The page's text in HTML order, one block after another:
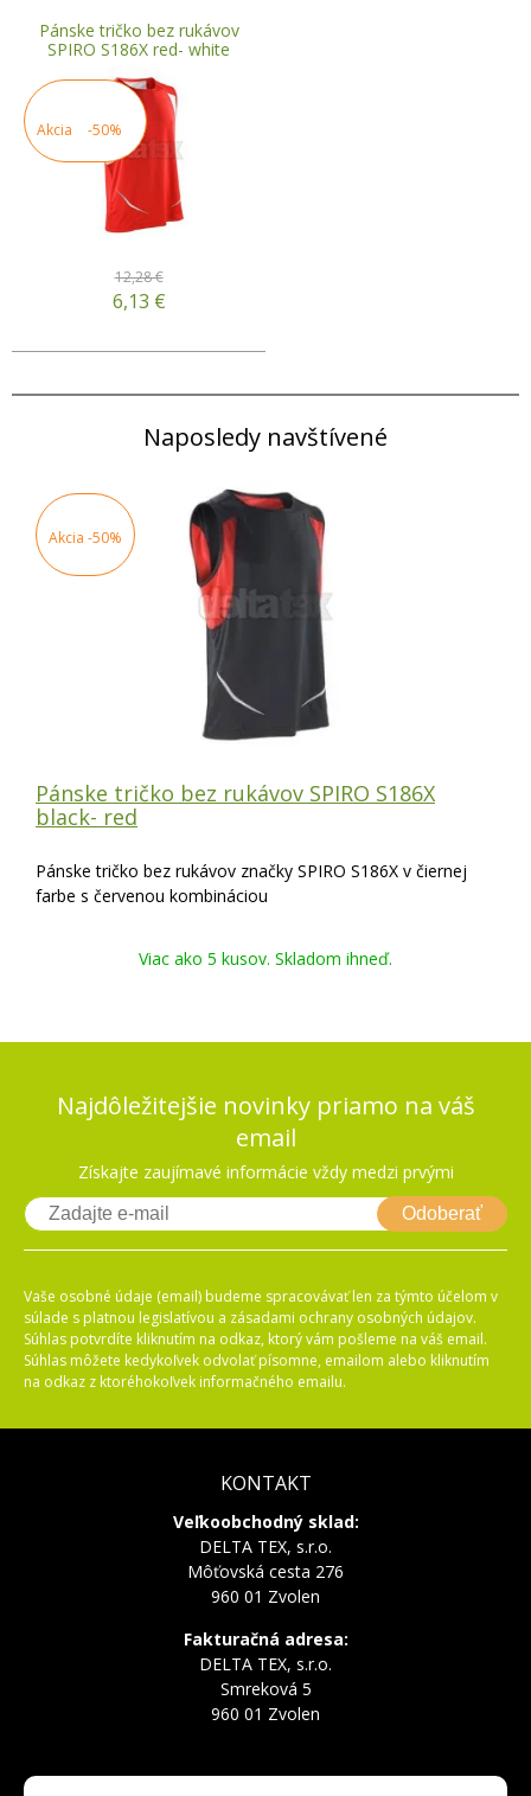
Pánske tričko bez rukávov
SPIRO S186X red- white
Akcia -50%
12,28 €
6,13 €
Naposledy navštívené
Akcia -50%
Pánske tričko bez rukávov SPIRO S186X
black- red
Pánske tričko bez rukávov značky SPIRO S186X v čiernej
farbe s červenou kombináciou
Viac ako 5 kusov. Skladom ihneď.
Najdôležitejšie novinky priamo na váš
email
Získajte zaujímavé informácie vždy medzi prvými
Odoberať
Vaše osobné údaje (email) budeme spracovávať len za týmto účelom v
súlade s platnou legislatívou a zásadami ochrany osobných údajov.
Súhlas potvrdíte kliknutím na odkaz, ktorý vám pošleme na váš email.
Súhlas môžete kedykoľvek odvolať písomne, emailom alebo kliknutím
na odkaz z ktoréhokoľvek informačného emailu.
KONTAKT
Veľkoobchodný sklad:
DELTA TEX, s.r.o.
Môťovská cesta 276
960 01 Zvolen
Fakturačná adresa:
DELTA TEX, s.r.o.
Smreková 5
960 01 Zvolen